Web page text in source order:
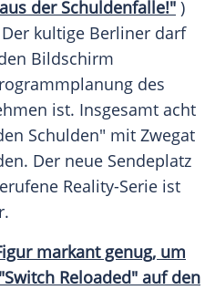
der Schuldenfalle!" )
kultige Berliner darf
Bildschirm
des
ist. Insgesamt acht
Schulden" mit Zwegat
Der neue Sendeplatz
Reality-Serie ist
markant genug, um
Reloaded" auf den